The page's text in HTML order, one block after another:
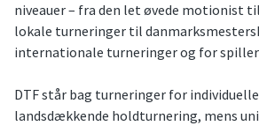
niveauer – fra den let øvede motionist
lokale turneringer til
internationale turneringer og for
DTF står bag turneringer for
landsdækkende holdturnering, mens